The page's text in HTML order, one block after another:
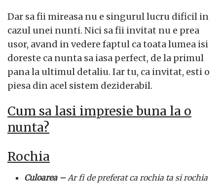
Dar sa fii mireasa nu e singurul lucru dificil in
cazul unei nunti. Nici sa fii invitat nu e prea
usor, avand in vedere faptul ca toata lumea isi
doreste ca nunta sa iasa perfect, de la primul
pana la ultimul detaliu. Iar tu, ca invitat, esti o
piesa din acel sistem deziderabil.
Cum sa lasi impresie buna la o
nunta?
Rochia
Culoarea –Ar fi de preferat ca rochia ta si rochia